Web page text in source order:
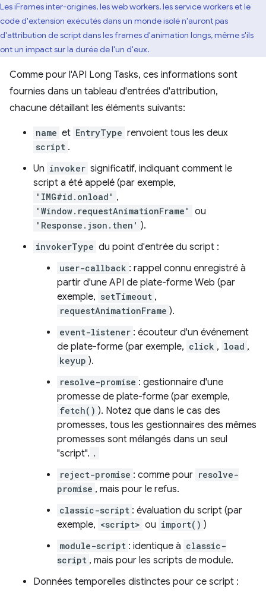
Les iFrames inter-origines, les web workers, les service workers et le
code d'extension exécutés dans un monde isolé n'auront pas
d'attribution de script dans les frames d'animation longs, même s'ils
ont un impact sur la durée de l'un d'eux.
Comme pour l'API Long Tasks, ces informations sont
fournies dans un tableau d'entrées d'attribution,
chacune détaillant les éléments suivants:
name et EntryType renvoient tous les deux
script .
Un invoker significatif, indiquant comment le
script a été appelé (par exemple,
'IMG#id.onload' ,
'Window.requestAnimationFrame' ou
'Response.json.then' ).
invokerType du point d'entrée du script :
user-callback : rappel connu enregistré à
partir d'une API de plate-forme Web (par
exemple, setTimeout ,
requestAnimationFrame ).
event-listener : écouteur d'un événement
de plate-forme (par exemple, click , load ,
keyup ).
resolve-promise : gestionnaire d'une
promesse de plate-forme (par exemple,
fetch() ). Notez que dans le cas des
promesses, tous les gestionnaires des mêmes
promesses sont mélangés dans un seul
"script". .
reject-promise : comme pour resolve-
promise , mais pour le refus.
classic-script : évaluation du script (par
exemple, <script> ou import() )
module-script : identique à classic-
script , mais pour les scripts de module.
Données temporelles distinctes pour ce script :